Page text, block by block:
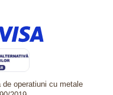
operatiuni cu metale